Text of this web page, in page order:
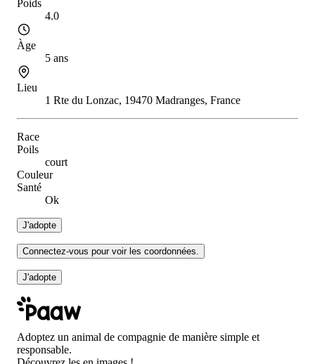
Poids
4.0
Àge
5 ans
Lieu
1 Rte du Lonzac, 19470 Madranges, France
Race
Poils
court
Couleur
Santé
Ok
J'adopte
Connectez-vous pour voir les coordonnées.
J'adopte
Adoptez un animal de compagnie de manière simple et
responsable.